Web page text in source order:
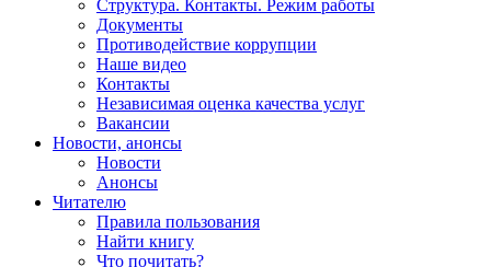
Структура. Контакты. Режим работы
Документы
Противодействие коррупции
Наше видео
Контакты
Независимая оценка качества услуг
Вакансии
Новости, анонсы
Новости
Анонсы
Читателю
Правила пользования
Найти книгу
Что почитать?